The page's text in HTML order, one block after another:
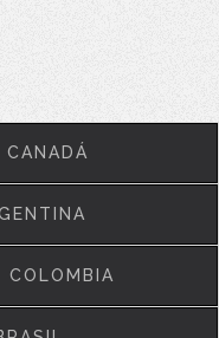
CANADÁ
COLOMBIA